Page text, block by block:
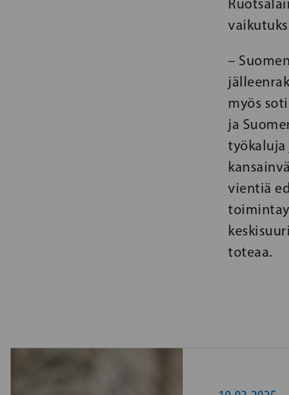
–
myös
ja
työkaluja
vientiä
toteaa.